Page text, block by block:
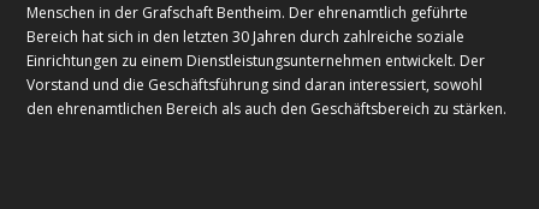
Menschen in der Grafschaft Bentheim. Der ehrenamtlich geführte
Bereich hat sich in den letzten 30 Jahren durch zahlreiche soziale
Einrichtungen zu einem Dienstleistungsunternehmen entwickelt. Der
Vorstand und die Geschäftsführung sind daran interessiert, sowohl
den ehrenamtlichen Bereich als auch den Geschäftsbereich zu stärken.